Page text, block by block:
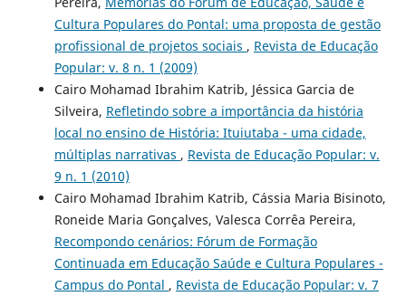
Cultura Populares do Pontal: uma proposta de gestão
profissional de projetos sociais , Revista de Educação
Popular: v. 8 n. 1 (2009)
Cairo Mohamad Ibrahim Katrib, Jéssica Garcia de
Silveira, Refletindo sobre a importância da história
local no ensino de História: Ituiutaba - uma cidade,
múltiplas narrativas , Revista de Educação Popular: v.
9 n. 1 (2010)
Cairo Mohamad Ibrahim Katrib, Cássia Maria Bisinoto,
Roneide Maria Gonçalves, Valesca Corrêa Pereira,
Recompondo cenários: Fórum de Formação
Continuada em Educação Saúde e Cultura Populares -
Campus do Pontal , Revista de Educação Popular: v. 7